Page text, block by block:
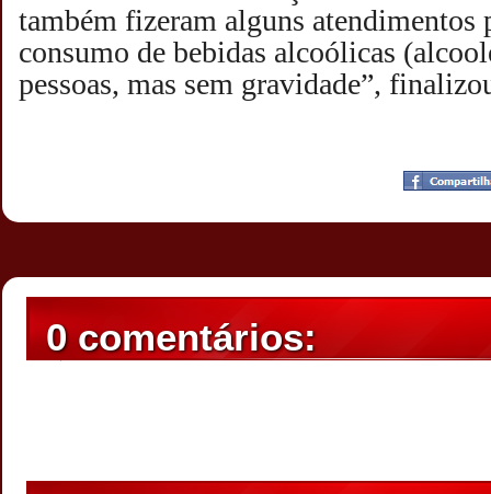
também fizeram alguns atendimentos
consumo de bebidas alcoólicas
pessoas, mas sem gravidade”,
18:24
0 comentários: